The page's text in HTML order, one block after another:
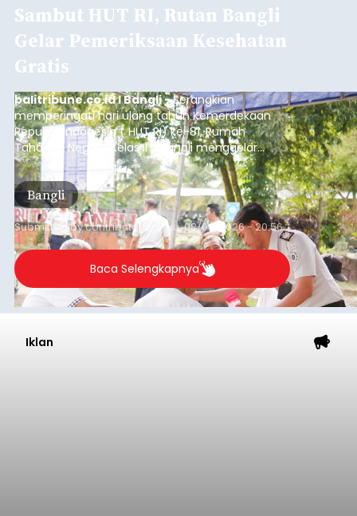
Sambut HUT RI, Rutan Bangli
Gelar Pemeriksaan Kesehatan
Gratis
balitribune.co.id I Bangli -Serangkian
memperingati hari ulang tahun Kemerdekaan
Republik Indonesia ( HUT RI) ke-81, Rumah
Tahanan Negara Kelas II B Bangli menggelar
kegiatan pemeriksaan kesehatan gratis, Rabu
(6/8/2026).
Bangli
Submitted bycontributor Thu, 08/06/2026 - 20:56
Baca Selengkapnya
Iklan